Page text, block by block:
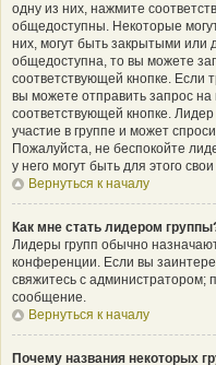
одну из них, нажмите
общедоступны. Некоторые
них, могут быть закрытыми или
общедоступна, то вы можете
соответствующей кнопке. Если
вы можете отправить запрос
соответствующей кнопке.
участие в группе и может
Пожалуйста, не беспокойте
у него могут быть для этого
Вернуться к началу
Как мне стать лидером
Лидеры групп обычно
конференции. Если вы
свяжитесь с администратором;
сообщение.
Вернуться к началу
Почему названия некоторых